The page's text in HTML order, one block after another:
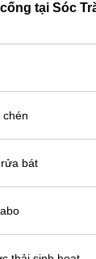
tại Sóc
bát